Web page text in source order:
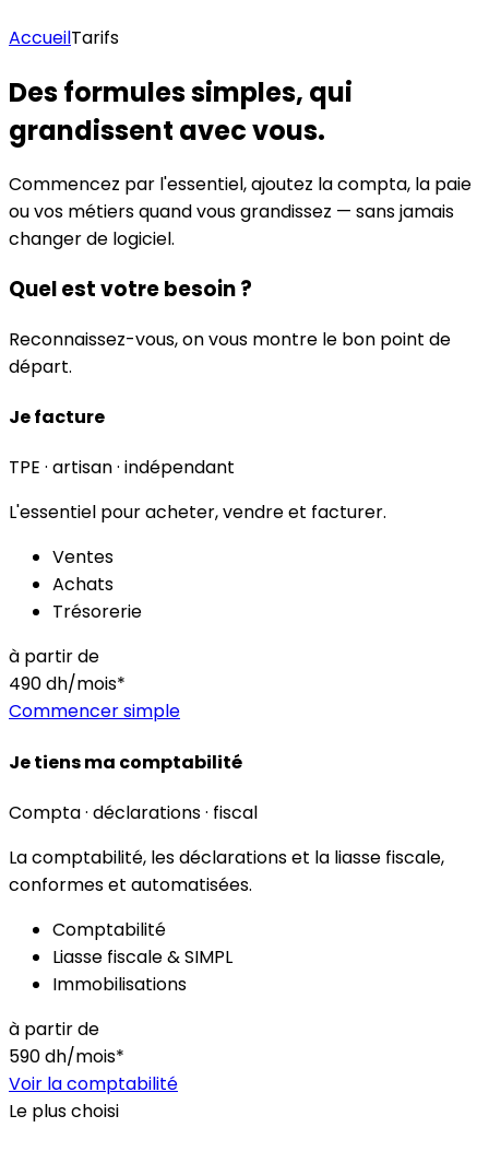
AccueilTarifs
Des formules simples, qui
grandissent avec vous.
Commencez par l'essentiel, ajoutez la compta, la paie
ou vos métiers quand vous grandissez — sans jamais
changer de logiciel.
Quel est votre besoin ?
Reconnaissez-vous, on vous montre le bon point de
départ.
Je facture
TPE · artisan · indépendant
L'essentiel pour acheter, vendre et facturer.
Ventes
Achats
Trésorerie
à partir de
490dh/mois*
Commencer simple
Je tiens ma comptabilité
Compta · déclarations · fiscal
La comptabilité, les déclarations et la liasse fiscale,
conformes et automatisées.
Comptabilité
Liasse fiscale & SIMPL
Immobilisations
à partir de
590dh/mois*
Voir la comptabilité
Le plus choisi